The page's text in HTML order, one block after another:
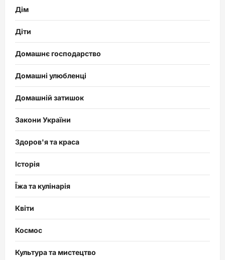
Дім
Діти
Домашнє господарство
Домашні улюбленці
Домашній затишок
Закони України
Здоров'я та краса
Історія
Їжа та кулінарія
Квіти
Космос
Культура та мистецтво